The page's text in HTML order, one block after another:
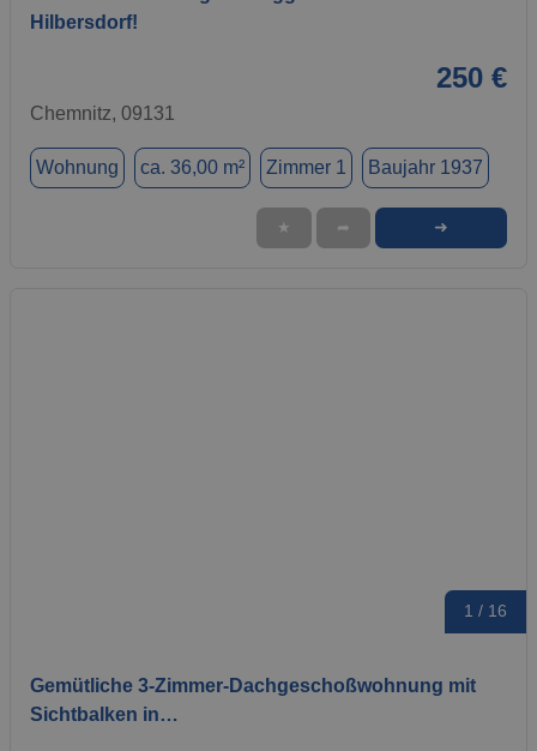
Hilbersdorf!
250 €
Chemnitz, 09131
Wohnung ca. 36,00 m² Zimmer 1 Baujahr 1937
★ ➦ ➜
1 / 16
Gemütliche 3-Zimmer-Dachgeschoßwohnung mit
Sichtbalken in…